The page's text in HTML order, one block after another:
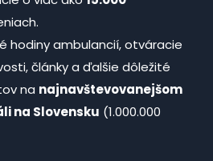
hodiny ambulancií, otváracie
články a ďalšie dôležité
na najnavštevovanejšom
na Slovensku (1.000.000